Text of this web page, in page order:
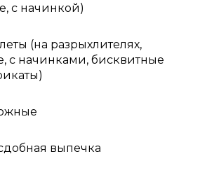
с начинкой)
(на разрыхлителях,
с начинками, бисквитные
выпечка